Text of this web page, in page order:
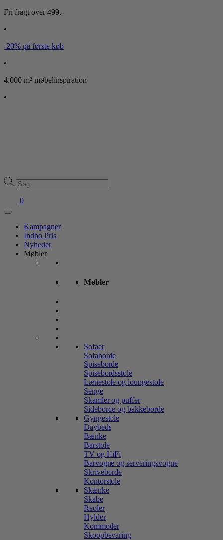
Fri fragt over 499,-
•
-20% på første køb
•
4.000 m² møbelinspiration
•
Products
search
0
Kampagner
Indbo Pris
Nyheder
Møbler
Møbler
Sofaer
Sofaborde
Spiseborde
Spisebordsstole
Lænestole og loungestole
Senge
Skamler og puffer
Sideborde og bakkeborde
Gyngestole
Daybeds
Bænke
Barstole
TV og HiFi
Barvogne og serveringsvogne
Skriveborde
Kontorstole
Skænke
Skabe
Reoler
Hylder
Kommoder
Skoopbevaring